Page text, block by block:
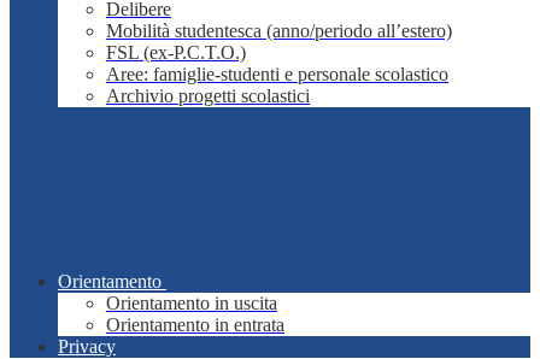
Delibere
Mobilità studentesca (anno/periodo all’estero)
FSL (ex-P.C.T.O.)
Aree: famiglie-studenti e personale scolastico
Archivio progetti scolastici
Orientamento
Orientamento in uscita
Orientamento in entrata
Privacy